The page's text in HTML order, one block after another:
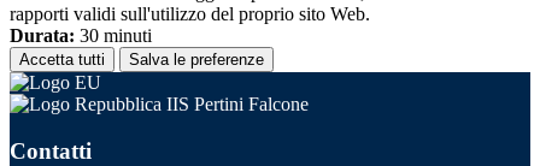
rapporti validi sull'utilizzo del proprio sito Web.
Durata: 30 minuti
Accetta tutti Salva le preferenze
IIS Pertini Falcone
Contatti